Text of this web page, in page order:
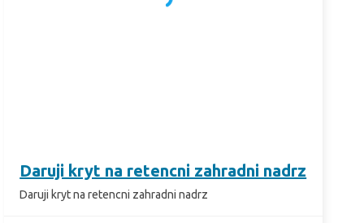
Daruji kryt na retencni zahradni nadrz
Daruji kryt na retencni zahradni nadrz